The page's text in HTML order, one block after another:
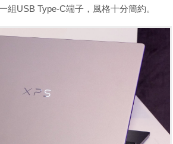
組USB Type-C端子，風格十分簡約。